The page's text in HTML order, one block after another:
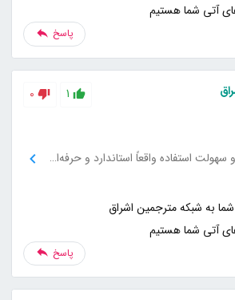
آتی شما هستیم
پاسخ
1
0
سایت از نظر طراحی و سهولت استفاده واقعاً استاندارد و حرفه‌ای است.
آتی شما هستیم
پاسخ